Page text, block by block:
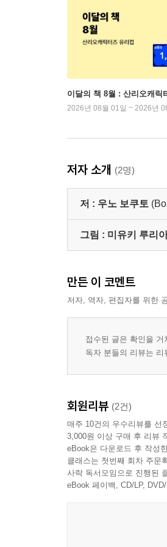
이달의 책 8월 : 산리오캐릭
2026년 08월 01일 ~ 2026년
저자 소개 (2명)
저 : 우노 보쿠토
그림 : 미유키 루리
만든 이 코멘트
저자, 역자, 편집자를 위한
접수된 글은 확인을
독자 분들의 리뷰는
회원리뷰 (2건)
매주 10건의 우수리뷰를 선
3,000원 이상 구매 후 리뷰
eBook은 다운로드 후 작성
클래스는 첫번째 회차 주문
사락 독서모임으로 진행된
eBook 페이백, CD/LP,